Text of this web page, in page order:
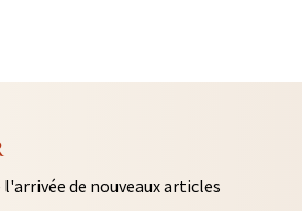
de nouveaux articles